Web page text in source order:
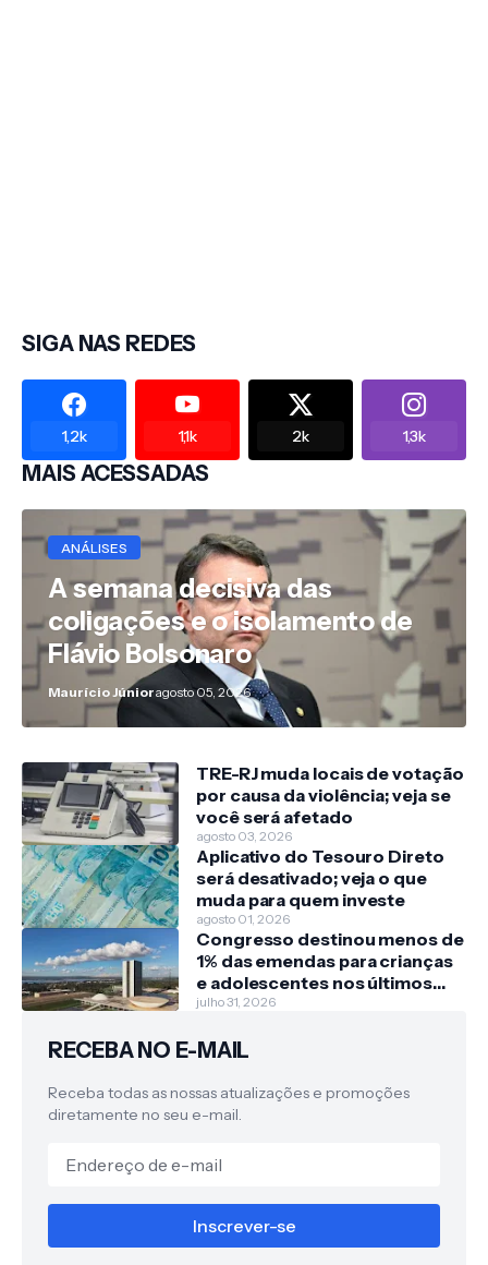
SIGA NAS REDES
1,2k 1,1k 2k 1,3k
MAIS ACESSADAS
ANÁLISES
A semana decisiva das
coligações e o isolamento de
Flávio Bolsonaro
Maurício Júnioragosto 05, 2026
TRE-RJ muda locais de votação
por causa da violência; veja se
você será afetado
agosto 03, 2026
Aplicativo do Tesouro Direto
será desativado; veja o que
muda para quem investe
agosto 01, 2026
Congresso destinou menos de
1% das emendas para crianças
e adolescentes nos últimos
três anos
julho 31, 2026
RECEBA NO E-MAIL
Receba todas as nossas atualizações e promoções
diretamente no seu e-mail.